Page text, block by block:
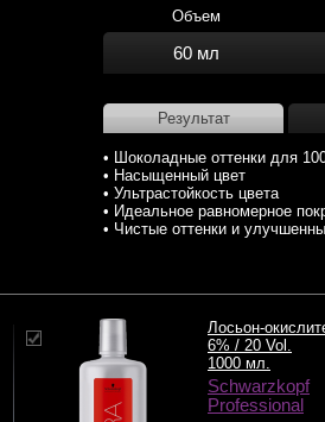
Объем
60 мл
Результат
• Шоколадные оттенки для
• Насыщенный цвет
• Ультрастойкость цвета
• Идеальное равномерное
• Чистые оттенки и
Лосьон-
6% / 20 Vol.
1000 мл.
Schwarzkopf
Professional